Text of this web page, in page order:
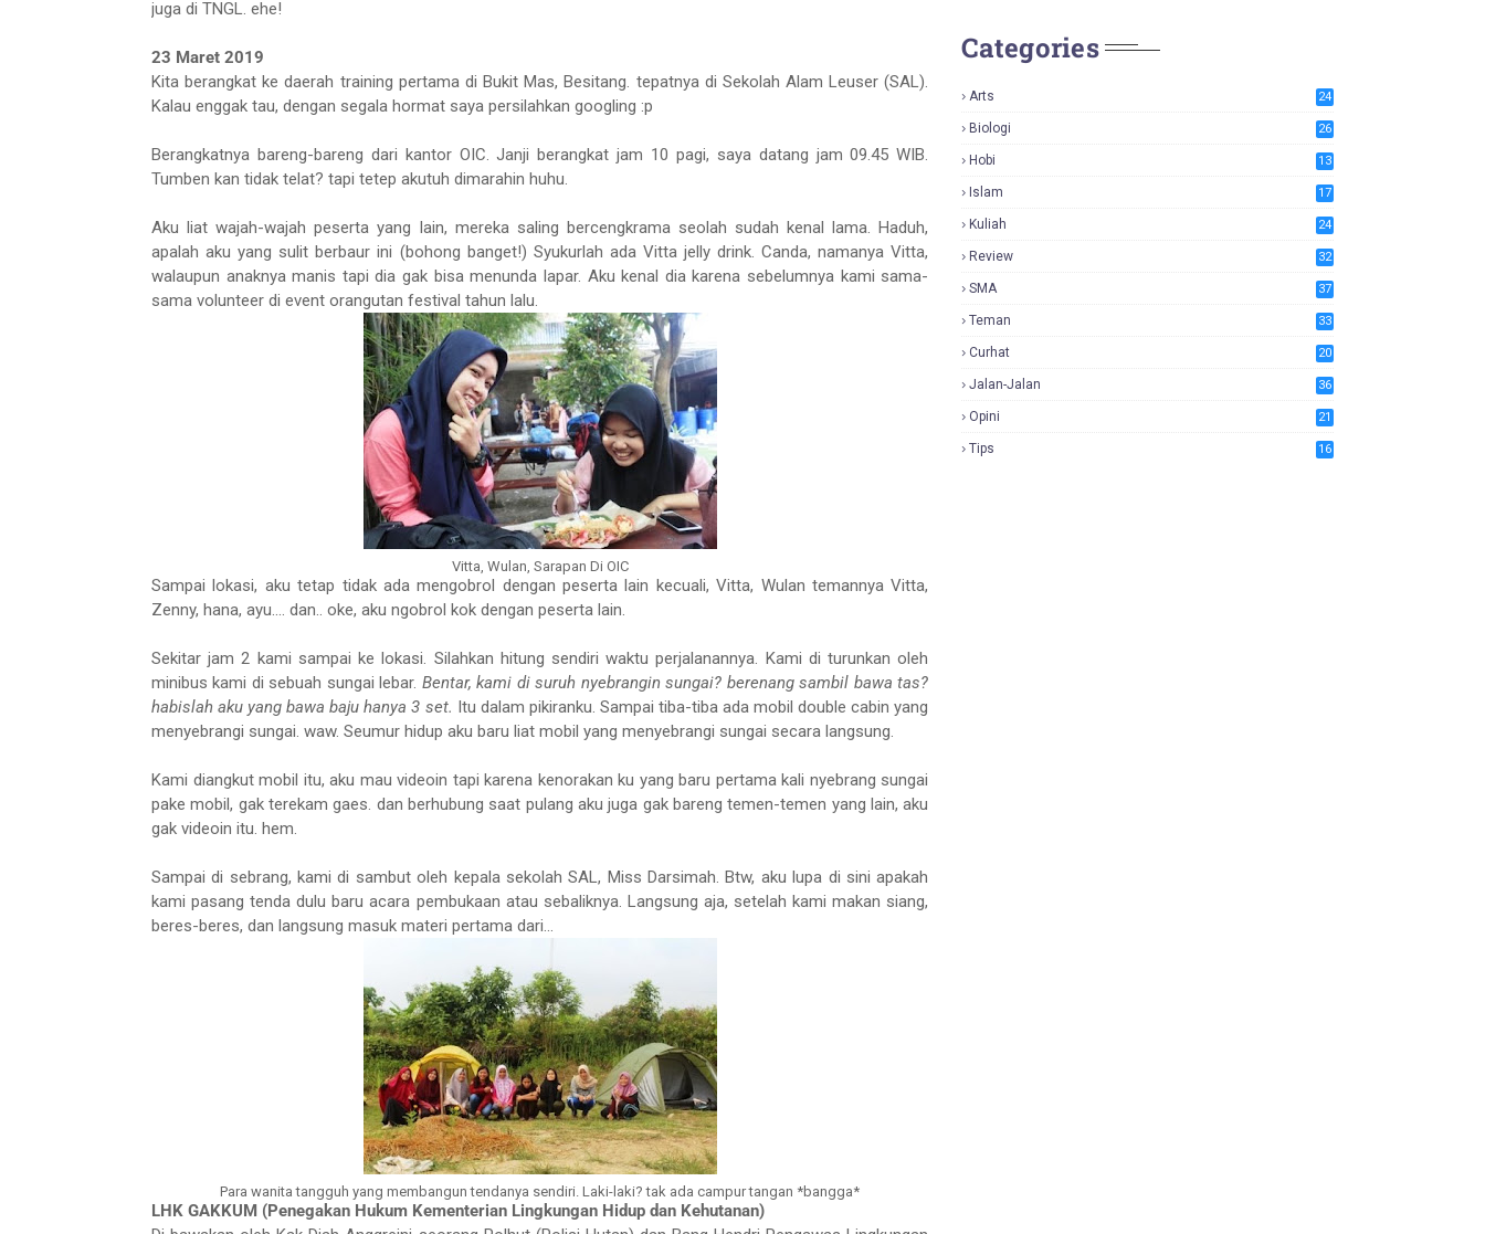
juga di TNGL. ehe!
23 Maret 2019
Kita berangkat ke daerah training pertama di Bukit Mas, Besitang. tepatnya di Sekolah Alam Leuser (SAL).
Kalau enggak tau, dengan segala hormat saya persilahkan googling :p
Berangkatnya bareng-bareng dari kantor OIC. Janji berangkat jam 10 pagi, saya datang jam 09.45 WIB.
Tumben kan tidak telat? tapi tetep akutuh dimarahin huhu.
Aku liat wajah-wajah peserta yang lain, mereka saling bercengkrama seolah sudah kenal lama. Haduh,
apalah aku yang sulit berbaur ini (bohong banget!) Syukurlah ada Vitta jelly drink. Canda, namanya Vitta,
walaupun anaknya manis tapi dia gak bisa menunda lapar. Aku kenal dia karena sebelumnya kami sama-
sama volunteer di event orangutan festival tahun lalu.
Vitta, Wulan, Sarapan Di OIC
Sampai lokasi, aku tetap tidak ada mengobrol dengan peserta lain kecuali, Vitta, Wulan temannya Vitta,
Zenny, hana, ayu.... dan.. oke, aku ngobrol kok dengan peserta lain.
Sekitar jam 2 kami sampai ke lokasi. Silahkan hitung sendiri waktu perjalanannya. Kami di turunkan oleh
minibus kami di sebuah sungai lebar. Bentar, kami di suruh nyebrangin sungai? berenang sambil bawa tas?
habislah aku yang bawa baju hanya 3 set. Itu dalam pikiranku. Sampai tiba-tiba ada mobil double cabin yang
menyebrangi sungai. waw. Seumur hidup aku baru liat mobil yang menyebrangi sungai secara langsung.
Kami diangkut mobil itu, aku mau videoin tapi karena kenorakan ku yang baru pertama kali nyebrang sungai
pake mobil, gak terekam gaes. dan berhubung saat pulang aku juga gak bareng temen-temen yang lain, aku
gak videoin itu. hem.
Sampai di sebrang, kami di sambut oleh kepala sekolah SAL, Miss Darsimah. Btw, aku lupa di sini apakah
kami pasang tenda dulu baru acara pembukaan atau sebaliknya. Langsung aja, setelah kami makan siang,
beres-beres, dan langsung masuk materi pertama dari...
Para wanita tangguh yang membangun tendanya sendiri. Laki-laki? tak ada campur tangan *bangga*
LHK GAKKUM (Penegakan Hukum Kementerian Lingkungan Hidup dan Kehutanan)
Categories
Arts 24
Biologi 26
Hobi 13
Islam 17
Kuliah 24
Review 32
SMA 37
Teman 33
Curhat 20
Jalan-Jalan 36
Opini 21
Tips 16